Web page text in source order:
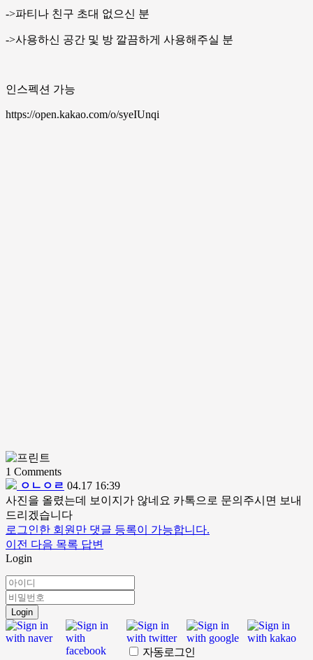
->파티나 친구 초대 없으신 분
->사용하신 공간 및 방 깔끔하게 사용해주실 분
인스펙션 가능
https://open.kakao.com/o/syeIUnqi
1 Comments
ㅇㄴㅇㄹ 04.17 16:39
사진을 올렸는데 보이지가 않네요 카톡으로 문의주시면 보내
드리겠습니다
로그인한 회원만 댓글 등록이 가능합니다.
이전 다음 목록 답변
Login
Login
자동로그인